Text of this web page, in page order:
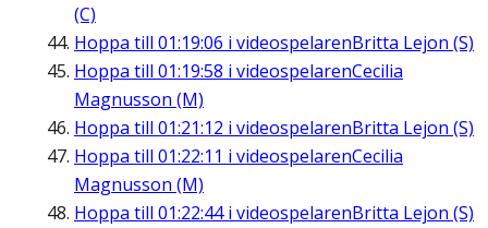
(C)
Hoppa till 01:19:06 i videospelarenBritta Lejon (S)
Hoppa till 01:19:58 i videospelarenCecilia
Magnusson (M)
Hoppa till 01:21:12 i videospelarenBritta Lejon (S)
Hoppa till 01:22:11 i videospelarenCecilia
Magnusson (M)
Hoppa till 01:22:44i videospelarenBritta Lejon (S)